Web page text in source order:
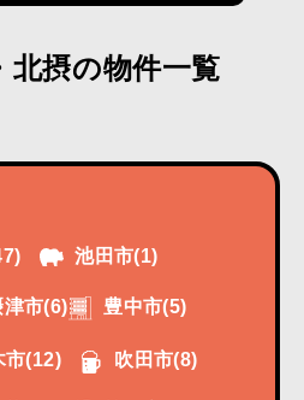
北摂の物件一覧
池田市(1)
津市(6) 豊中市(5)
市(12) 吹田市(8)